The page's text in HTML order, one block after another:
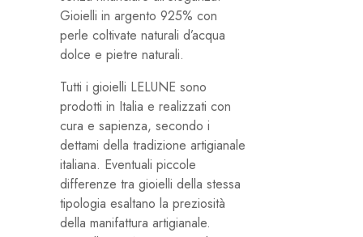
Gioielli in argento 925% con
perle coltivate naturali d’acqua
dolce e pietre naturali.
Tutti i gioielli LELUNE sono
prodotti in Italia e realizzati con
cura e sapienza, secondo i
dettami della tradizione artigianale
italiana. Eventuali piccole
differenze tra gioielli della stessa
tipologia esaltano la preziosità
della manifattura artigianale.